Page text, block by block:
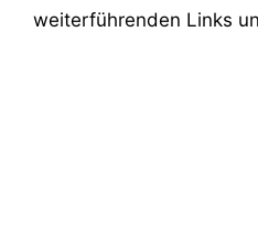
weiterführenden Links